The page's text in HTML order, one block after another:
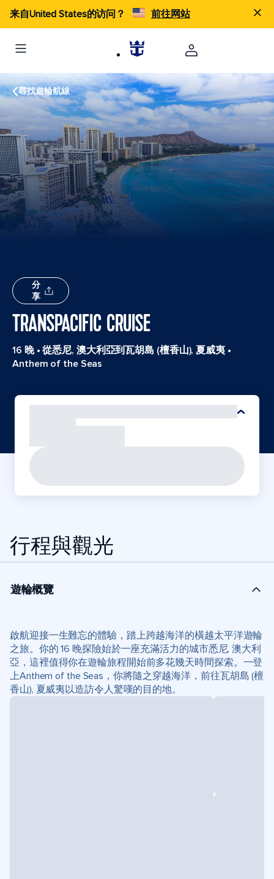
来自United States的访问？ 前往网站
尋找遊輪航線
分
享
TRANSPACIFIC CRUISE
16 晚•從悉尼, 澳大利亞到瓦胡島 (檀香山), 夏威夷•
Anthem of the Seas
行程與觀光
遊輪概覽
啟航迎接一生難忘的體驗，踏上跨越海洋的橫越太平洋遊輪
之旅。你的 16 晚探險始於一座充滿活力的城市悉尼, 澳大利
亞，這裡值得你在遊輪旅程開始前多花幾天時間探索。一登
上Anthem of the Seas，你將隨之穿越海洋，前往瓦胡島 (檀
香山), 夏威夷以造訪令人驚嘆的目的地。